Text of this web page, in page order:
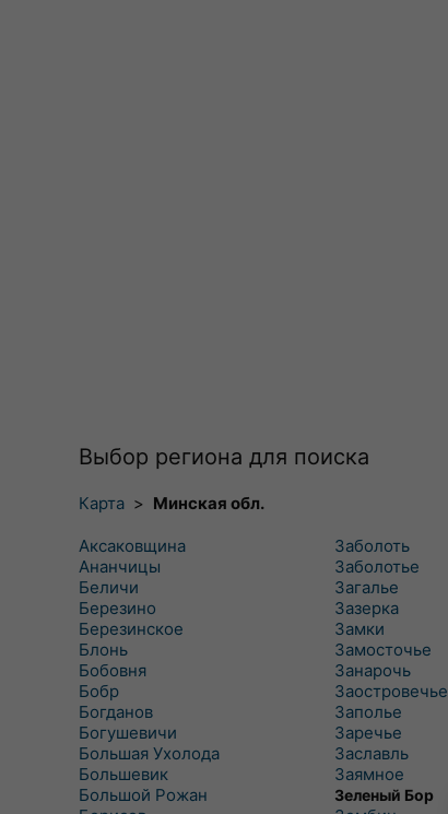
Выбор региона для поиска
Карта > Минская обл.
Аксаковщина
Ананчицы
Беличи
Березино
Березинское
Блонь
Бобовня
Бобр
Богданов
Богушевичи
Большая Ухолода
Большевик
Большой Рожан
Заболоть
Заболотье
Загалье
Зазерка
Замки
Замосточье
Занарочь
Заостровечье
Заполье
Заречье
Заславль
Заямное
Зеленый Бор